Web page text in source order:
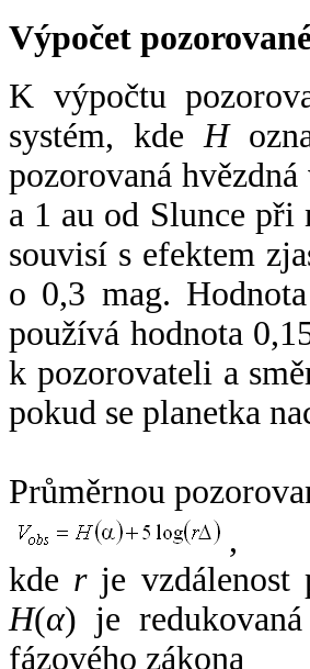
Výpočet
K výpočtu
systém, kde H
pozorovaná
a 1 au od Slunce
souvisí s efektem
o 0,3 mag. Hodnota
používá hodnota
k pozorovateli a
pokud se planetka
Průměrnou
,
kde rje vzdálenost
H(α) je
fázového zákona